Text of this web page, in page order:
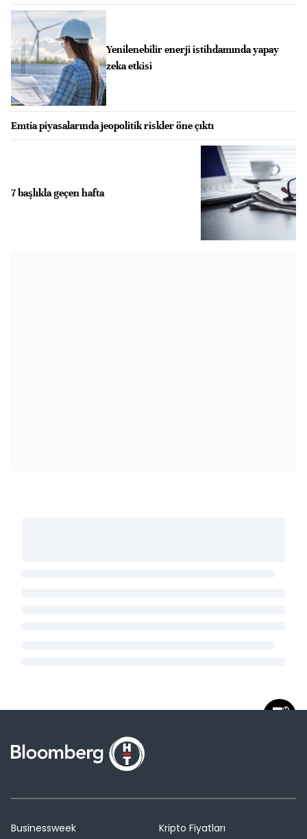
Yenilenebilir enerji istihdamında yapay
zeka etkisi
Emtia piyasalarında jeopolitik riskler öne çıktı
7 başlıkla geçen hafta
Businessweek
Kripto Fiyatları